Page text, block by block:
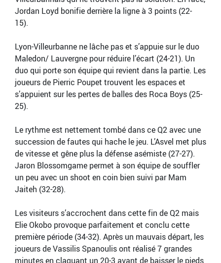
Jordan Loyd bonifie derrière la ligne à 3 points (22-
15).
Lyon-Villeurbanne ne lâche pas et s’appuie sur le duo
Maledon/ Lauvergne pour réduire l’écart (24-21). Un
duo qui porte son équipe qui revient dans la partie. Les
joueurs de Pierric Poupet trouvent les espaces et
s’appuient sur les pertes de balles des Roca Boys (25-
25).
Le rythme est nettement tombé dans ce Q2 avec une
succession de fautes qui hache le jeu. L’Asvel met plus
de vitesse et gêne plus la défense asémiste (27-27).
Jaron Blossomgame permet à son équipe de souffler
un peu avec un shoot en coin bien suivi par Mam
Jaiteh (32-28).
Les visiteurs s’accrochent dans cette fin de Q2 mais
Elie Okobo provoque parfaitement et conclu cette
première période (34-32). Après un mauvais départ, les
joueurs de Vassilis Spanoulis ont réalisé 7 grandes
minutes en claquant un 20-3 avant de baisser le pieds